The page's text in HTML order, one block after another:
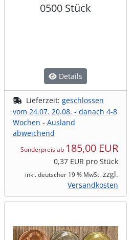
0500 Stück
Details
Lieferzeit: geschlossen
vom 24.07. 20.08. - danach 4-8
Wochen - Ausland
abweichend
Sonderpreis ab 185,00 EUR
0,37 EUR pro Stück
inkl. deutscher 19 % MwSt. zzgl.
Versandkosten